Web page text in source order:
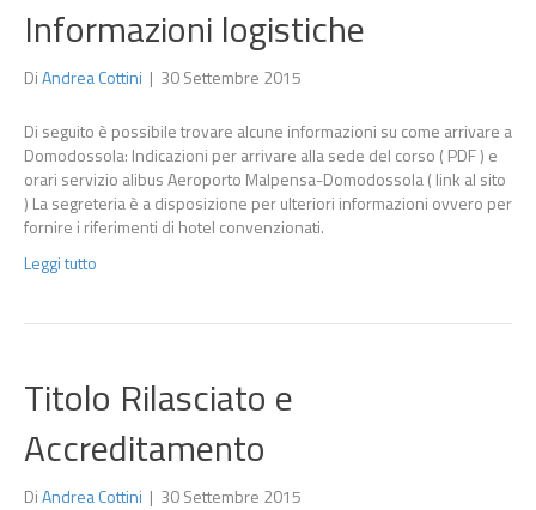
Informazioni logistiche
DiAndrea Cottini | 30 Settembre 2015
Di seguito è possibile trovare alcune informazioni su come arrivare a
Domodossola: Indicazioni per arrivare alla sede del corso ( PDF ) e
orari servizio alibus Aeroporto Malpensa-Domodossola ( link al sito
) La segreteria è a disposizione per ulteriori informazioni ovvero per
fornire i riferimenti di hotel convenzionati.
Leggi tutto
Titolo Rilasciato e
Accreditamento
DiAndrea Cottini | 30 Settembre 2015